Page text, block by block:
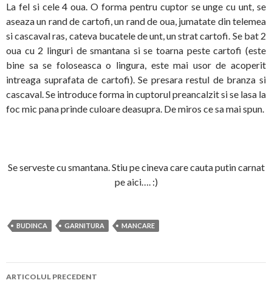
La fel si cele 4 oua. O forma pentru cuptor se unge cu unt, se
aseaza un rand de cartofi, un rand de oua, jumatate din telemea
si cascaval ras, cateva bucatele de unt, un strat cartofi. Se bat 2
oua cu 2 linguri de smantana si se toarna peste cartofi (este
bine sa se foloseasca o lingura, este mai usor de acoperit
intreaga suprafata de cartofi). Se presara restul de branza si
cascaval. Se introduce forma in cuptorul preancalzit si se lasa la
foc mic pana prinde culoare deasupra. De miros ce sa mai spun.
Se serveste cu smantana. Stiu pe cineva care cauta putin carnat
pe aici…. :)
BUDINCA GARNITURA MANCARE
Navigare
ARTICOLUL PRECEDENT